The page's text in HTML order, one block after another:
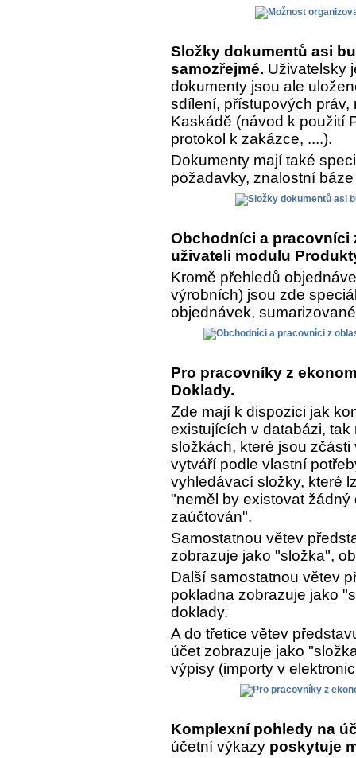
Složky dokumentů asi
samozřejmé. Uživatelsky
dokumenty jsou ale
sdílení, přístupových
Kaskádě (návod k použití
protokol k zakázce, ....).
Dokumenty mají také
požadavky, znalostní
Obchodníci a
uživateli modulu
Kromě přehledů
výrobních) jsou zde
objednávek,
Pro pracovníky z
Doklady.
Zde mají k dispozici jak
existujících v databázi,
složkách, které jsou
vytváří podle vlastní
vyhledávací složky, které
"neměl by existovat
zaúčtován".
Samostatnou větev
zobrazuje jako "složka",
Další samostatnou větev
pokladna zobrazuje jako
doklady.
A do třetice větev
účet zobrazuje jako
výpisy (importy v
Komplexní pohledy na
účetní výkazy poskytuje